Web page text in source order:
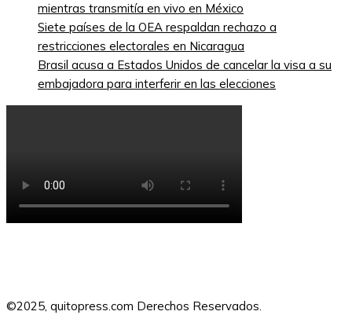
mientras transmitía en vivo en México
Siete países de la OEA respaldan rechazo a
restricciones electorales en Nicaragua
Brasil acusa a Estados Unidos de cancelar la visa a su
embajadora para interferir en las elecciones
©2025, quitopress.com Derechos Reservados.